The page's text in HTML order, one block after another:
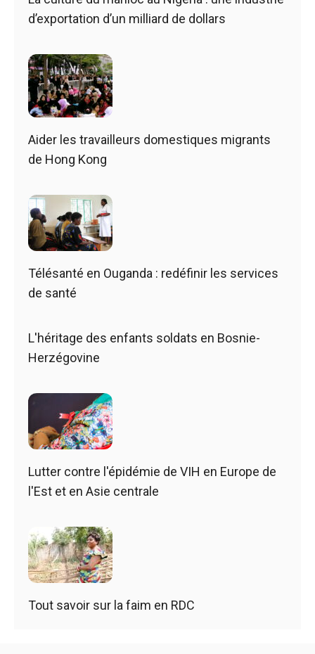
d’exportation d’un milliard de dollars
Aider les travailleurs domestiques migrants
de Hong Kong
Télésanté en Ouganda : redéfinir les services
de santé
L'héritage des enfants soldats en Bosnie-
Herzégovine
Lutter contre l'épidémie de VIH en Europe de
l'Est et en Asie centrale
Tout savoir sur la faim en RDC